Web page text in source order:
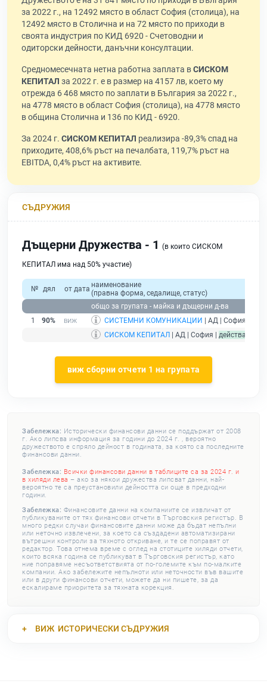
за 2022 г., на 12492 място в област София (столица), на
12492 място в Столична и на 72 място по приходи в
своята индустрия по КИД 6920 - Счетоводни и
одиторски дейности, данъчни консултации.
Средномесечната нетна работна заплата вСИСКОМ
КЕПИТАЛ за 2022 г. е в размер на 4157 лв, което му
отрежда 6 468 място по заплати в България за 2022 г.,
на 4778 място в област София (столица), на 4778 място
в община Столична и 136 по КИД - 6920.
За 2024 г. СИСКОМ КЕПИТАЛ реализира -89,3% спад на
приходите, 408,6% ръст на печалбата, 119,7% ръст на
EBITDA, 0,4% ръст на активите.
СЪДРУЖИЯ
Дъщерни Дружества - 1 (в които СИСКОМ
КЕПИТАЛ има над 50% участие)
№ дял от дата наименование
(правна форма, седалище, статус)
общо за групата - майка и дъщерни д-ва
1
90% СИСТЕМНИ КОМУНИКАЦИИ | АД | София |
СИСКОМ КЕПИТАЛ | АД | София | действащ
виж сборни отчети 1 на групата
Забележка: Исторически финансови данни се поддържат от 2008
г. Ако липсва информация за години до 2024 г. , вероятно
дружеството е спряло дейност в годината, за която са последните
финансови данни.
Забележка: Всички финансови данни в таблиците са за 2024 г. и
в хиляди лева – ако за някои дружества липсват данни, най-
вероятно те са преустановили дейността си още в предходни
години.
Забележка: Финансовите данни на компаниите се извличат от
публикуваните от тях финансови отчети в Търговския регистър. В
много редки случаи финансовите данни може да бъдат непълни
или неточно извлечени, за което са създадени автоматизирани
вътрешни контроли за тяхното откриване, и те се поправят от
редактор. Това отнема време с оглед на стотиците хиляди отчети,
които всяка година се публикуват в Търговския регистър, като
ние поправяме несъответствията от по-големите към по-малките
компании. Ако забележите непълноти или неточности във вашите
или в други финансови отчети, можете да ни пишете, за да
ескалираме приоритета за тяхната корекция.
ВИЖ ИСТОРИЧЕСКИ СЪДРУЖИЯ